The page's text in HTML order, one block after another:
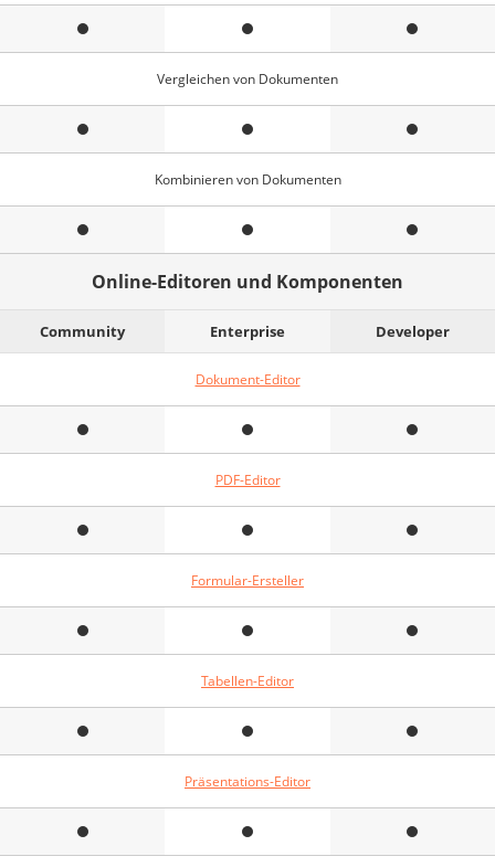
Vergleichen von Dokumenten
Kombinieren von Dokumenten
Online-Editoren und Komponenten
Community Enterprise Developer
Dokument-Editor
PDF-Editor
Formular-Ersteller
Tabellen-Editor
Präsentations-Editor